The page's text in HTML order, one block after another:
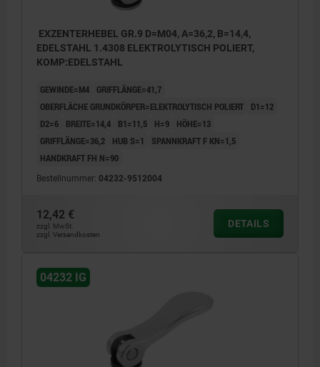
EXZENTERHEBEL GR.9 D=M04, A=36,2, B=14,4,
EDELSTAHL 1.4308 ELEKTROLYTISCH POLIERT,
KOMP:EDELSTAHL
GEWINDE=M4
GRIFFLÄNGE=41,7
OBERFLÄCHE GRUNDKÖRPER=ELEKTROLYTISCH POLIERT
D1=12
D2=6
BREITE=14,4 B1=11,5 H=9
HÖHE=13
GRIFFLÄNGE=36,2
HUB S=1
SPANNKRAFT F KN=1,5
HANDKRAFT FH N=90
Bestellnummer: 04232-9512004
12,42 €
zzgl. MwSt.
zzgl. Versandkosten
DETAILS
04232 IG